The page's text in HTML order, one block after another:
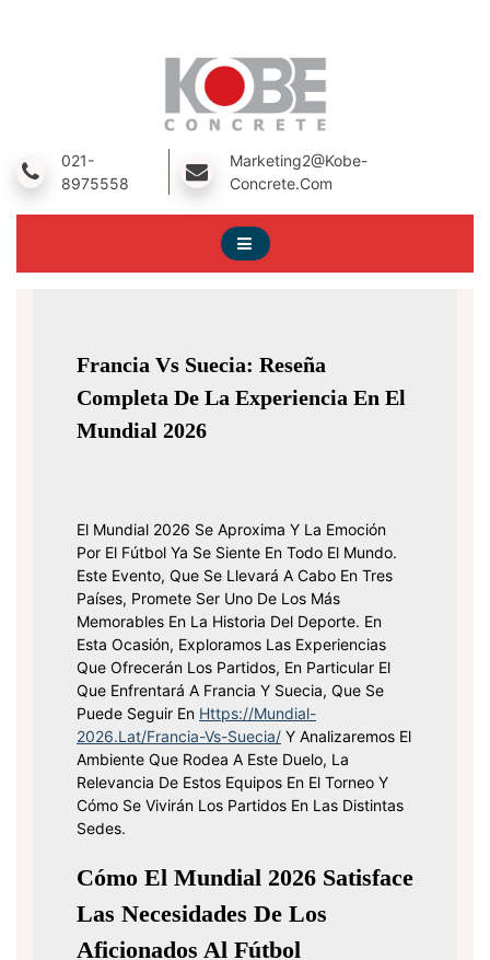
Kobe Concrete
A Prestressed Concrete Product Manufacturing Company
021-
8975558
Marketing2@kobe-
Concrete.com
Francia Vs Suecia: Reseña
Completa De La Experiencia En El
Mundial 2026
El Mundial 2026 Se Aproxima Y La Emoción
Por El Fútbol Ya Se Siente En Todo El Mundo.
Este Evento, Que Se Llevará A Cabo En Tres
Países, Promete Ser Uno De Los Más
Memorables En La Historia Del Deporte. En
Esta Ocasión, Exploramos Las Experiencias
Que Ofrecerán Los Partidos, En Particular El
Que Enfrentará A Francia Y Suecia, Que Se
Puede Seguir En Https://mundial-
2026.lat/francia-Vs-Suecia/ Y Analizaremos El
Ambiente Que Rodea A Este Duelo, La
Relevancia De Estos Equipos En El Torneo Y
Cómo Se Vivirán Los Partidos En Las Distintas
Sedes.
Cómo El Mundial 2026 Satisface
Las Necesidades De Los
Aficionados Al Fútbol